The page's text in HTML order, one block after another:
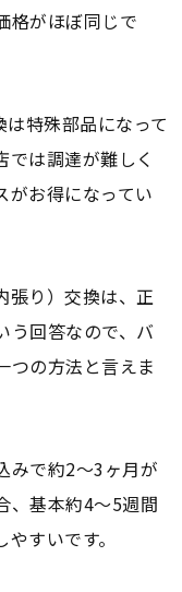
格がほぼ同じで
特殊部品になって
では調達が難しく
がお得になってい
張り）交換は、正
う回答なので、バ
つの方法と言えま
みで約2～3ヶ月が
、基本約4～5週間
すいです。